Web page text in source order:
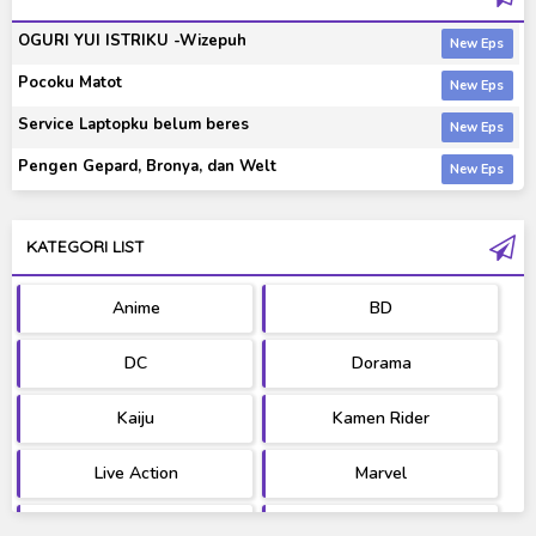
OGURI YUI ISTRIKU -Wizepuh
Pocoku Matot
Service Laptopku belum beres
Pengen Gepard, Bronya, dan Welt
KATEGORI LIST
Anime BD
DC Dorama
Kaiju Kamen Rider
Live Action Marvel